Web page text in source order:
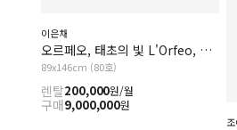
이은채
오르페오, 태초의 빛 L'Orfeo, The Primal Light
89x146cm (80호)
렌탈200,000원/월
구매9,000,000원